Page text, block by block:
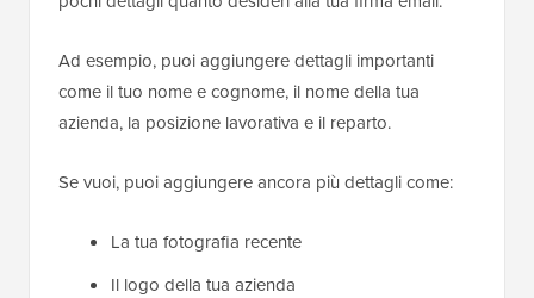
Ad esempio, puoi aggiungere dettagli importanti
come il tuo nome e cognome, il nome della tua
azienda, la posizione lavorativa e il reparto.
Se vuoi, puoi aggiungere ancora più dettagli come:
La tua fotografia recente
Il logo della tua azienda